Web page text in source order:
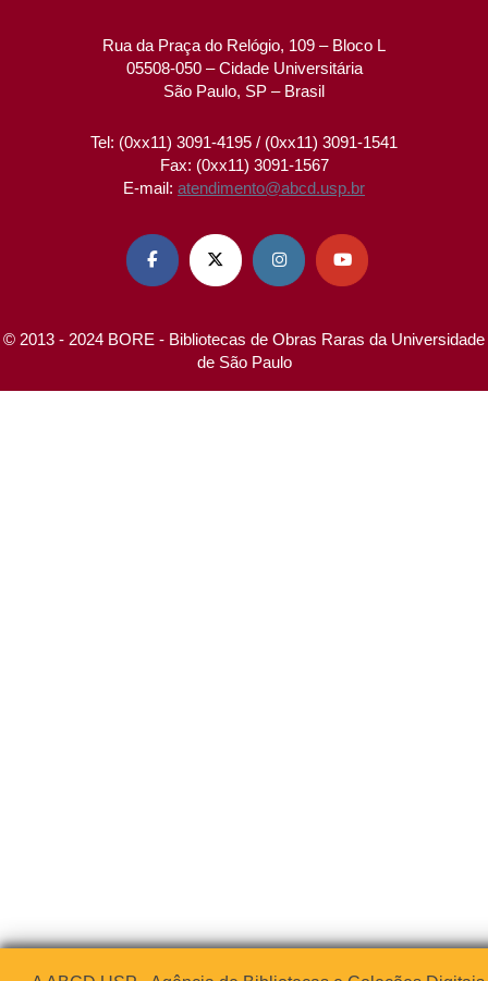
Rua da Praça do Relógio, 109 – Bloco L
05508-050 – Cidade Universitária
São Paulo, SP – Brasil
Tel: (0xx11) 3091-4195 / (0xx11) 3091-1541
Fax: (0xx11) 3091-1567
E-mail: atendimento@abcd.usp.br
   
© 2013 - 2024 BORE - Bibliotecas de Obras Raras da Universidade
de São Paulo